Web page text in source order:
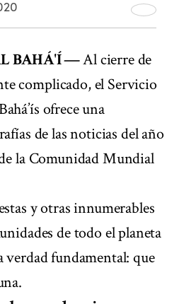
BAHÁ'Í —Al cierre de
complicado, el Servicio
ofrece una
de las noticias del año
la Comunidad Mundial
y otras innumerables
de todo el planeta
verdad fundamental: que